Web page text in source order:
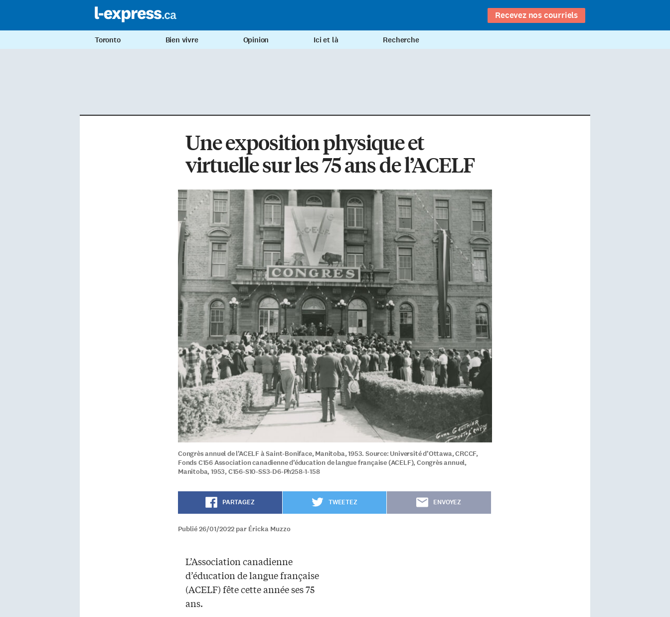
Recevez nos courriels
Toronto Bien vivre Opinion Ici et là Recherche
Une exposition physique et
virtuelle sur les 75 ans de l’ACELF
Congrès annuel de l’ACELF à Saint-Boniface, Manitoba, 1953. Source: Université d’Ottawa, CRCCF,
Fonds C156 Association canadienne d’éducation de langue française (ACELF), Congrès annuel,
Manitoba, 1953, C156-S10-SS3-D6-Ph258-1-158
PARTAGEZ TWEETEZ ENVOYEZ
Publié 26/01/2022 par Éricka Muzzo
L’Association canadienne
d’éducation de langue française
(ACELF) fête cette année ses 75
ans.